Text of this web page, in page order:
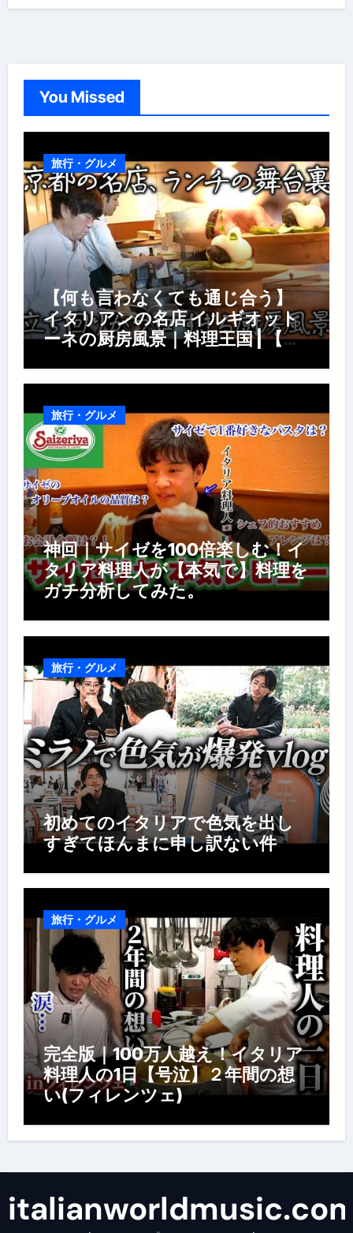
You Missed
旅行・グルメ
【何も言わなくても通じ合う】
イタリアンの名店 イルギオット
ーネの厨房風景｜料理王国 | 【厨
風景】
旅行・グルメ
神回｜サイゼを100倍楽しむ！イ
タリア料理人が【本気で】料理を
ガチ分析してみた。
旅行・グルメ
初めてのイタリアで色気を出し
すぎてほんまに申し訳ない件
旅行・グルメ
完全版｜100万人越え！イタリア
料理人の1日【号泣】２年間の想
い(フィレンツェ)